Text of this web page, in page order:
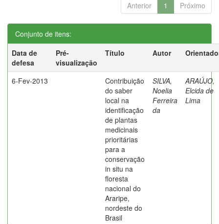
Anterior 1 Próximo
Conjunto de itens:
Data de
defesa
Pré-
visualização
Título Autor
6-Fev-2013
Contribuição
do saber
local na
identificação
de plantas
medicinais
prioritárias
para a
conservação
in situ na
floresta
nacional do
Araripe,
nordeste do
Brasil
SILVA,
Noelia
Ferreira
da
ARAÚJO,
Elcida de
Lima